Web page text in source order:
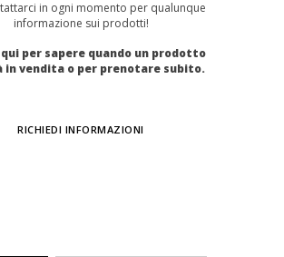
in ogni momento per qualunque
informazione sui prodotti!
per sapere quando un prodotto
in vendita o per prenotare subito.
RICHIEDI INFORMAZIONI